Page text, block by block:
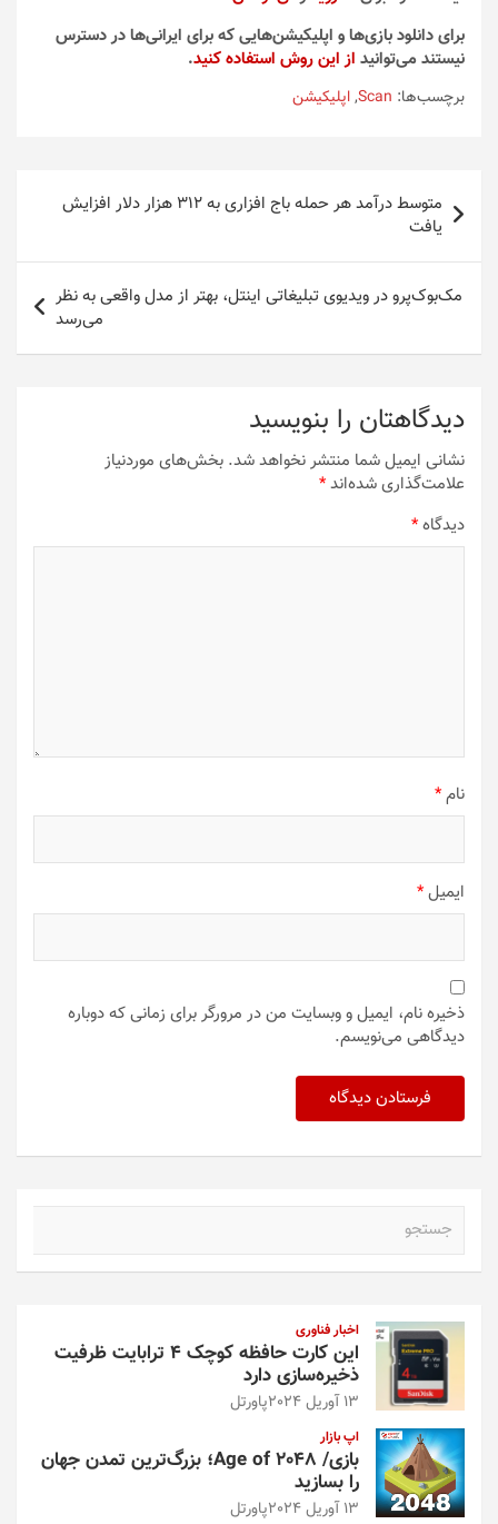
برای دانلود بازی‌ها و اپلیکیشن‌هایی که برای ایرانی‌ها در دسترس
نیستند می‌توانید از این روش استفاده کنید.
برچسب‌ها: Scan
,اپلیکیشن
نوشته
متوسط درآمد هر حمله باج افزاری به ۳۱۲ هزار دلار افزایش
یافت
مک‌بوک‌پرو در ویدیوی تبلیغاتی اینتل، بهتر از مدل واقعی به ‌نظر
می‌رسد
دیدگاهتان را بنویسید
نشانی ایمیل شما منتشر نخواهد شد. بخش‌های موردنیاز
علامت‌گذاری شده‌اند*
دیدگاه*
نام*
ایمیل*
ذخیره نام، ایمیل و وبسایت من در مرورگر برای زمانی که دوباره
دیدگاهی می‌نویسم.
اخبار فناوری
این کارت حافظه کوچک ۴ ترابایت ظرفیت
ذخیره‌سازی دارد
13 آوریل 2024 پاورتل
اپ بازار
بازی/ Age of 2048؛ بزرگ‌ترین تمدن جهان
را بسازید
13 آوریل 2024 پاورتل